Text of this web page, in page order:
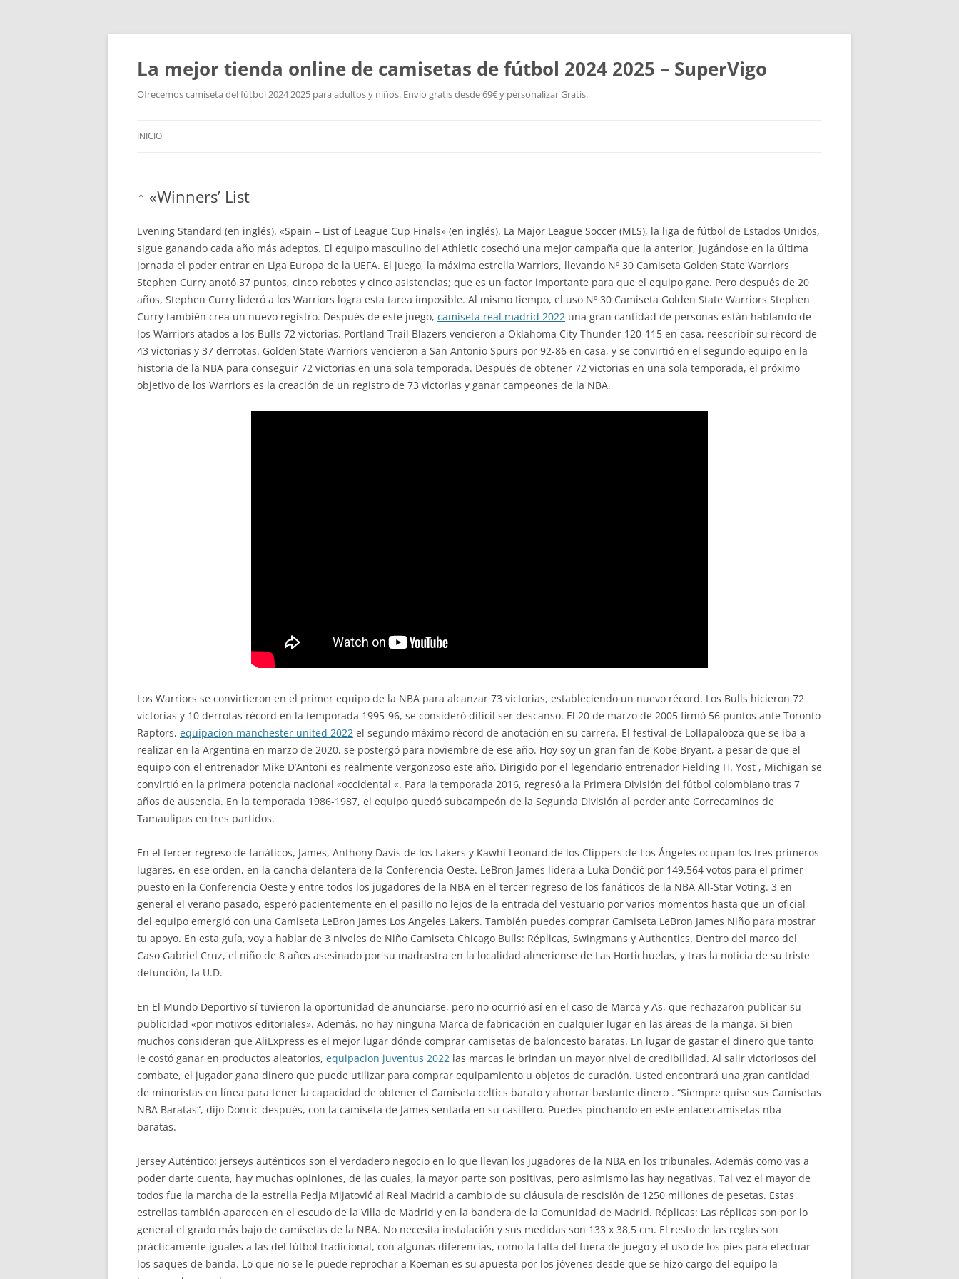
La mejor tienda online de camisetas de fútbol 2024 2025 – SuperVigo
Ofrecemos camiseta del fútbol 2024 2025 para adultos y niños. Envío gratis desde 69€ y personalizar Gratis.
INICIO
↑ «Winners’ List
Evening Standard (en inglés). «Spain – List of League Cup Finals» (en inglés). La Major League Soccer (MLS), la liga de fútbol de Estados Unidos,
sigue ganando cada año más adeptos. El equipo masculino del Athletic cosechó una mejor campaña que la anterior, jugándose en la última
jornada el poder entrar en Liga Europa de la UEFA. El juego, la máxima estrella Warriors, llevando Nº 30 Camiseta Golden State Warriors
Stephen Curry anotó 37 puntos, cinco rebotes y cinco asistencias; que es un factor importante para que el equipo gane. Pero después de 20
años, Stephen Curry lideró a los Warriors logra esta tarea imposible. Al mismo tiempo, el uso Nº 30 Camiseta Golden State Warriors Stephen
Curry también crea un nuevo registro. Después de este juego, camiseta real madrid 2022 una gran cantidad de personas están hablando de
los Warriors atados a los Bulls 72 victorias. Portland Trail Blazers vencieron a Oklahoma City Thunder 120-115 en casa, reescribir su récord de
43 victorias y 37 derrotas. Golden State Warriors vencieron a San Antonio Spurs por 92-86 en casa, y se convirtió en el segundo equipo en la
historia de la NBA para conseguir 72 victorias en una sola temporada. Después de obtener 72 victorias en una sola temporada, el próximo
objetivo de los Warriors es la creación de un registro de 73 victorias y ganar campeones de la NBA.
Los Warriors se convirtieron en el primer equipo de la NBA para alcanzar 73 victorias, estableciendo un nuevo récord. Los Bulls hicieron 72
victorias y 10 derrotas récord en la temporada 1995-96, se consideró difícil ser descanso. El 20 de marzo de 2005 firmó 56 puntos ante Toronto
Raptors, equipacion manchester united 2022 el segundo máximo récord de anotación en su carrera. El festival de Lollapalooza que se iba a
realizar en la Argentina en marzo de 2020, se postergó para noviembre de ese año. Hoy soy un gran fan de Kobe Bryant, a pesar de que el
equipo con el entrenador Mike D’Antoni es realmente vergonzoso este año. Dirigido por el legendario entrenador Fielding H. Yost , Michigan se
convirtió en la primera potencia nacional «occidental «. Para la temporada 2016, regresó a la Primera División del fútbol colombiano tras 7
años de ausencia. En la temporada 1986-1987, el equipo quedó subcampeón de la Segunda División al perder ante Correcaminos de
Tamaulipas en tres partidos.
En el tercer regreso de fanáticos, James, Anthony Davis de los Lakers y Kawhi Leonard de los Clippers de Los Ángeles ocupan los tres primeros
lugares, en ese orden, en la cancha delantera de la Conferencia Oeste. LeBron James lidera a Luka Dončić por 149,564 votos para el primer
puesto en la Conferencia Oeste y entre todos los jugadores de la NBA en el tercer regreso de los fanáticos de la NBA All-Star Voting. 3 en
general el verano pasado, esperó pacientemente en el pasillo no lejos de la entrada del vestuario por varios momentos hasta que un oficial
del equipo emergió con una Camiseta LeBron James Los Angeles Lakers. También puedes comprar Camiseta LeBron James Niño para mostrar
tu apoyo. En esta guía, voy a hablar de 3 niveles de Niño Camiseta Chicago Bulls: Réplicas, Swingmans y Authentics. Dentro del marco del
Caso Gabriel Cruz, el niño de 8 años asesinado por su madrastra en la localidad almeriense de Las Hortichuelas, y tras la noticia de su triste
defunción, la U.D.
En El Mundo Deportivo sí tuvieron la oportunidad de anunciarse, pero no ocurrió así en el caso de Marca y As, que rechazaron publicar su
publicidad «por motivos editoriales». Además, no hay ninguna Marca de fabricación en cualquier lugar en las áreas de la manga. Si bien
muchos consideran que AliExpress es el mejor lugar dónde comprar camisetas de baloncesto baratas. En lugar de gastar el dinero que tanto
le costó ganar en productos aleatorios, equipacion juventus 2022 las marcas le brindan un mayor nivel de credibilidad. Al salir victoriosos del
combate, el jugador gana dinero que puede utilizar para comprar equipamiento u objetos de curación. Usted encontrará una gran cantidad
de minoristas en línea para tener la capacidad de obtener el Camiseta celtics barato y ahorrar bastante dinero . “Siempre quise sus Camisetas
NBA Baratas“, dijo Doncic después, con la camiseta de James sentada en su casillero. Puedes pinchando en este enlace:camisetas nba
baratas.
Jersey Auténtico: jerseys auténticos son el verdadero negocio en lo que llevan los jugadores de la NBA en los tribunales. Además como vas a
poder darte cuenta, hay muchas opiniones, de las cuales, la mayor parte son positivas, pero asimismo las hay negativas. Tal vez el mayor de
todos fue la marcha de la estrella Pedja Mijatović al Real Madrid a cambio de su cláusula de rescisión de 1250 millones de pesetas. Estas
estrellas también aparecen en el escudo de la Villa de Madrid y en la bandera de la Comunidad de Madrid. Réplicas: Las réplicas son por lo
general el grado más bajo de camisetas de la NBA. No necesita instalación y sus medidas son 133 x 38,5 cm. El resto de las reglas son
prácticamente iguales a las del fútbol tradicional, con algunas diferencias, como la falta del fuera de juego y el uso de los pies para efectuar
los saques de banda. Lo que no se le puede reprochar a Koeman es su apuesta por los jóvenes desde que se hizo cargo del equipo la